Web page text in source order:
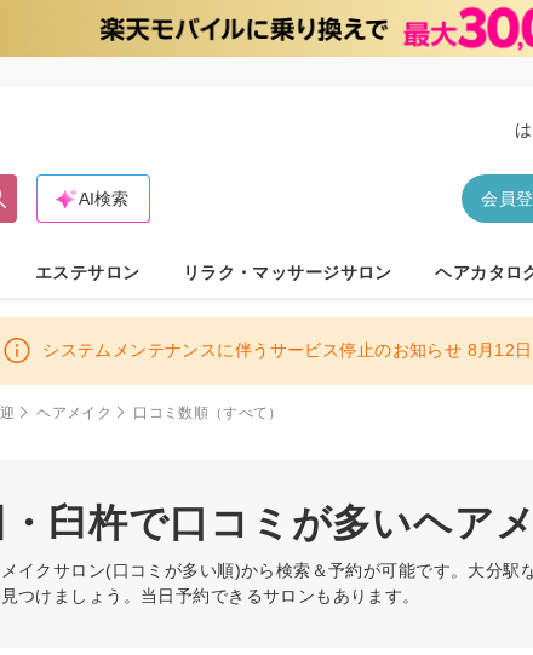
会員
AI検索
エステサロン リラク・マッサージサロン ヘアカタロ
システムメンテナンスに伴うサービス停止のお知らせ 8月12
ヘアメイク 口コミ数順（すべて）
・臼杵で口コミが多いヘア
イクサロン(口コミが多い順)から検索＆予約が可能です。大分駅
つけましょう。当日予約できるサロンもあります。